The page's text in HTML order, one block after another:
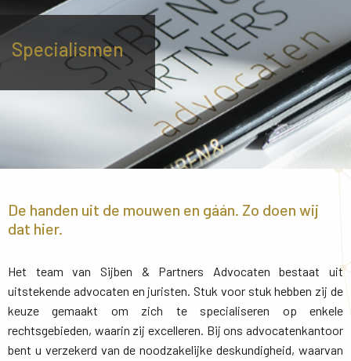
Specialismen
De handen uit de mouwen en gáán. Zo doen wij
dat hier.
Het team van Sijben & Partners Advocaten bestaat uit
uitstekende advocaten en juristen. Stuk voor stuk hebben zij de
keuze gemaakt om zich te specialiseren op enkele
rechtsgebieden, waarin zij excelleren. Bij ons advocatenkantoor
bent u verzekerd van de noodzakelijke deskundigheid, waarvan